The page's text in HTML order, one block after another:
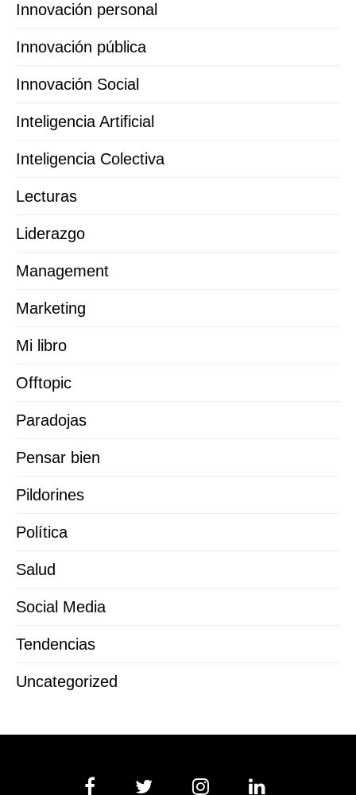
Innovación personal
Innovación pública
Innovación Social
Inteligencia Artificial
Inteligencia Colectiva
Lecturas
Liderazgo
Management
Marketing
Mi libro
Offtopic
Paradojas
Pensar bien
Pildorines
Política
Salud
Social Media
Tendencias
Uncategorized